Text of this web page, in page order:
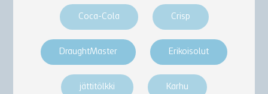
Coca-Cola Crisp
DraughtMaster Erikoisolut
jättitölkki Karhu